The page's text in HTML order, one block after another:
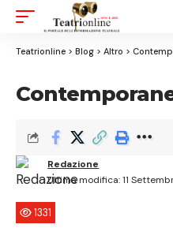
Teatrionline > Blog > Altro >
Ultima modifica: 11
Redazione
1331